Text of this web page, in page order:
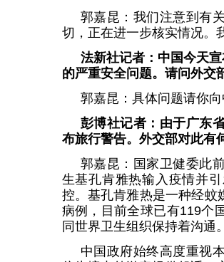
郭嘉昆：我们注意到有
切，正在进一步核实情况。
法新社记者：中国今天
的严重安全问题。请问外交
郭嘉昆：具体问题请你
彭博社记者：由于广东
布旅行警告。外交部对此有
郭嘉昆：国家卫健委此
生基孔肯雅热输入疫情并
控。基孔肯雅热是一种经蚊
病例，目前全球已有119个
同世界卫生组织保持着沟通。
中国政府始终高度重视